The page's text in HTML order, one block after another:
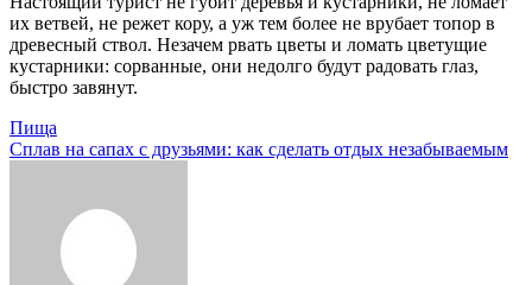
их ветвей, не режет кору, а уж тем более не врубает топор в
древесный ствол. Незачем рвать цветы и ломать цветущие
кустарники: сорванные, они недолго будут радовать глаз,
быстро завянут.
Навигация
по
Пища
Сплав на сапах с друзьями: как сделать отдых незабываемым